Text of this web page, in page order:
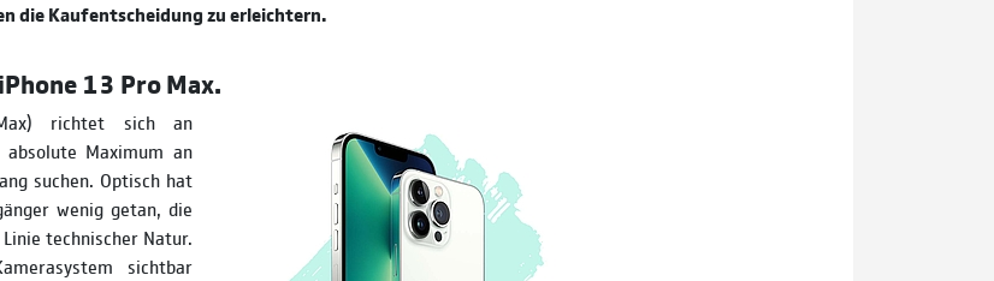
die Kaufentscheidung zu erleichtern.
13 Pro Max.
richtet sich an
Maximum an
suchen. Optisch hat
wenig getan, die
technischer Natur.
sichtbar